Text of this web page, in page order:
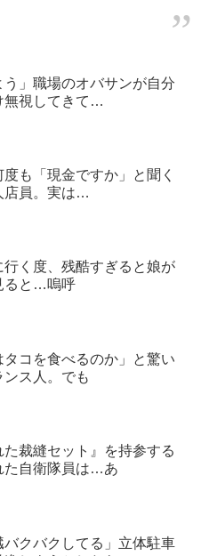
う」職場のオバサンが自分
無視してきて…
度も「現金ですか」と聞く
店員。実は…
行く度、残酷すぎると娘が
ると…嗚呼
タコを食べるのか」と驚い
ンス人。でも
た裁縫セット』を持参する
た自衛隊員は…あ
バクバクしてる」立体駐車